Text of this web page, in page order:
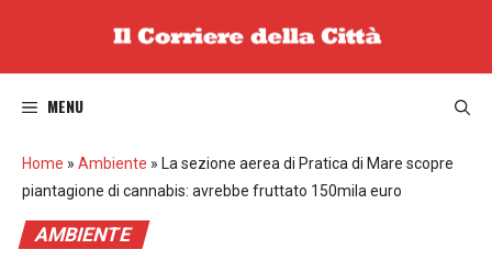
MENU
Home » Ambiente » La sezione aerea di Pratica di Mare scopre
piantagione di cannabis: avrebbe fruttato 150mila euro
AMBIENTE